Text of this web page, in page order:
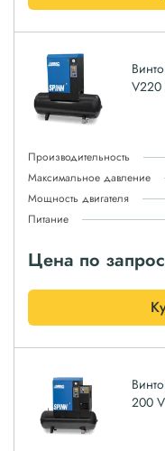
V220
Производительность
Максимальное давление
Мощность двигателя
Питание
Цена по
200